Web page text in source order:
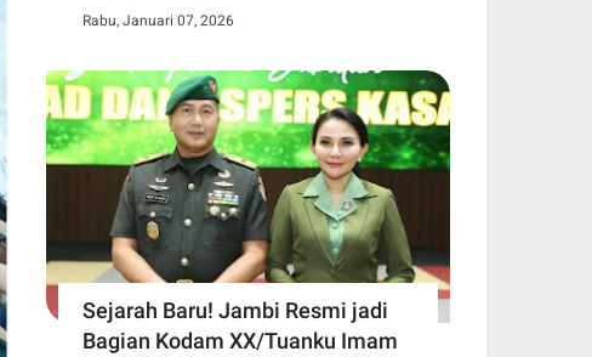
Rabu, Januari 07, 2026
Sejarah Baru! Jambi Resmi jadi
Bagian Kodam XX/Tuanku Imam